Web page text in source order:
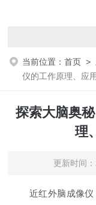
当前位置：首页 >
仪的工作原理、应
探索大脑奥
理
更新时间
近红外脑成像仪，